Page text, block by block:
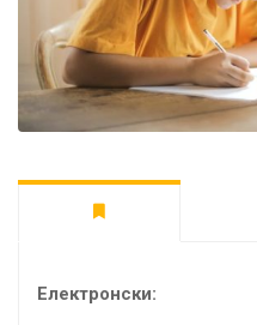
Електронски: